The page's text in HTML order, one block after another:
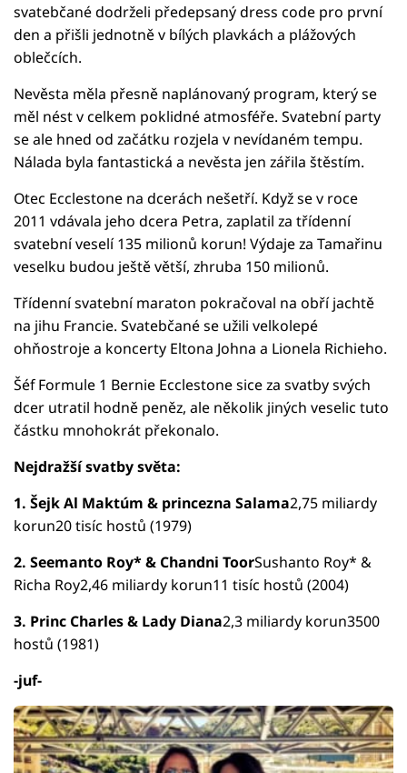
svatebčané dodrželi předepsaný dress code pro první
den a přišli jednotně v bílých plavkách a plážových
oblečcích.
Nevěsta měla přesně naplánovaný program, který se
měl nést v celkem poklidné atmosféře. Svatební party
se ale hned od začátku rozjela v nevídaném tempu.
Nálada byla fantastická a nevěsta jen zářila štěstím.
Otec Ecclestone na dcerách nešetří. Když se v roce
2011 vdávala jeho dcera Petra, zaplatil za třídenní
svatební veselí 135 milionů korun! Výdaje za Tamařinu
veselku budou ještě větší, zhruba 150 milionů.
Třídenní svatební maraton pokračoval na obří jachtě
na jihu Francie. Svatebčané se užili velkolepé
ohňostroje a koncerty Eltona Johna a Lionela Richieho.
Šéf Formule 1 Bernie Ecclestone sice za svatby svých
dcer utratil hodně peněz, ale několik jiných veselic tuto
částku mnohokrát překonalo.
Nejdražší svatby světa:
1. Šejk Al Maktúm & princezna Salama2,75 miliardy
korun20 tisíc hostů (1979)
2. Seemanto Roy* & Chandni ToorSushanto Roy* &
Richa Roy2,46 miliardy korun11 tisíc hostů (2004)
3. Princ Charles & Lady Diana2,3 miliardy korun3500
hostů (1981)
-juf-